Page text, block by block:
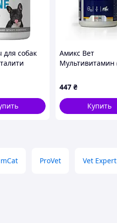
собак
b
Амикс Вет
Мультивитамин
447 ₴
Купить
ProVet Vet Expert